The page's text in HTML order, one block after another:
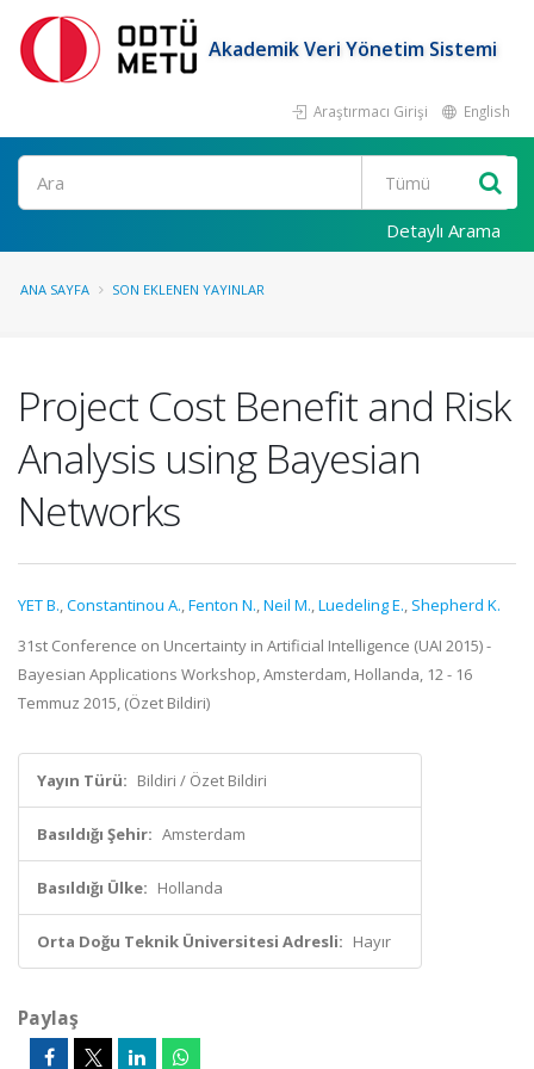
Akademik Veri Yönetim Sistemi
Araştırmacı Girişi English
Ara
Detaylı Arama
ANA SAYFA SON EKLENEN YAYINLAR
Project Cost Benefit and Risk
Analysis using Bayesian
Networks
YET B.,Constantinou A.,Fenton N.,Neil M.,Luedeling E., Shepherd K.
31st Conference on Uncertainty in Artificial Intelligence (UAI 2015) -
Bayesian Applications Workshop, Amsterdam, Hollanda, 12 - 16
Temmuz 2015, (Özet Bildiri)
Yayın Türü: Bildiri / Özet Bildiri
Basıldığı Şehir: Amsterdam
Basıldığı Ülke: Hollanda
Orta Doğu Teknik Üniversitesi Adresli: Hayır
Paylaş